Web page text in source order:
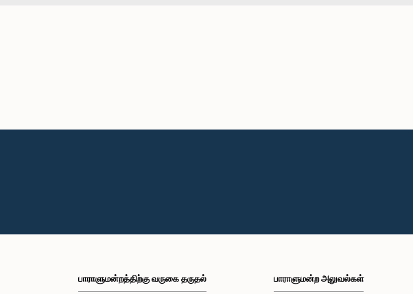
பாராளுமன்றத்திற்கு வருகை தருதல் பாராளுமன்ற அலுவல்கள்